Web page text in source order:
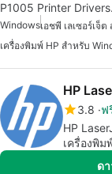
P1005 Printer
Windowsเอชพี เลเซอร์เจ็
เครื่องพิมพ์ HP สำหรับ
HP
3.8 ฟ
HP
เครื่องพิม
ด